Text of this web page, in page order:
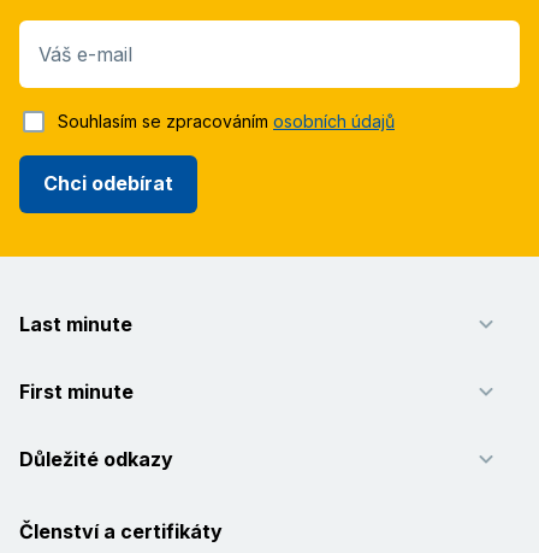
Váš e-mail
Chci odebírat
Souhlasím se zpracováním osobních údajů
Last minute
First minute
Důležité odkazy
Členství a certifikáty